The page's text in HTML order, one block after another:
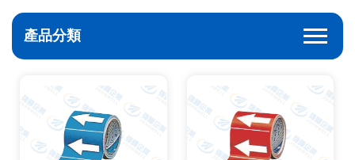
產品分類